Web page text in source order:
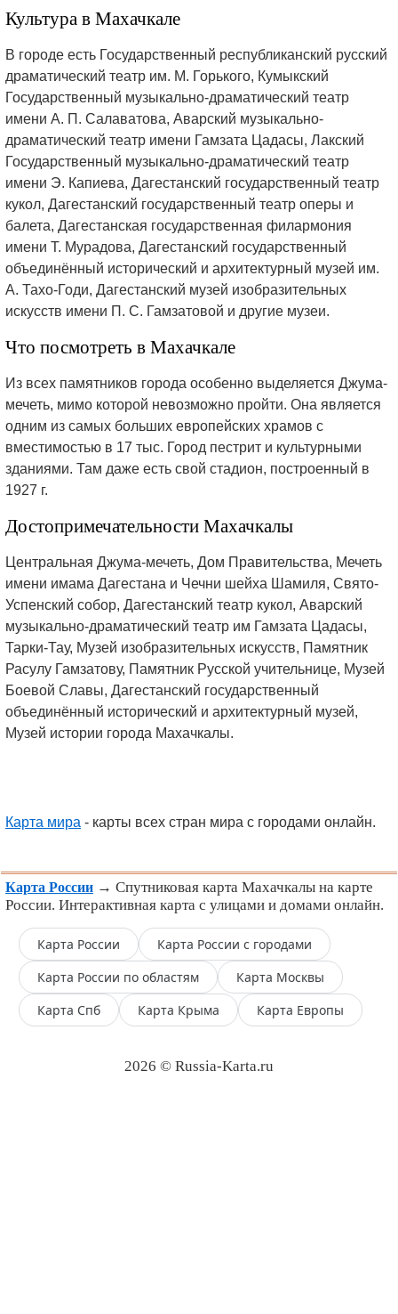
Культура в Махачкале
В городе есть Государственный республиканский русский
драматический театр им. М. Горького, Кумыкский
Государственный музыкально-драматический театр
имени А. П. Салаватова, Аварский музыкально-
драматический театр имени Гамзата Цадасы, Лакский
Государственный музыкально-драматический театр
имени Э. Капиева, Дагестанский государственный театр
кукол, Дагестанский государственный театр оперы и
балета, Дагестанская государственная филармония
имени Т. Мурадова, Дагестанский государственный
объединённый исторический и архитектурный музей им.
А. Тахо-Годи, Дагестанский музей изобразительных
искусств имени П. С. Гамзатовой и другие музеи.
Что посмотреть в Махачкале
Из всех памятников города особенно выделяется Джума-
мечеть, мимо которой невозможно пройти. Она является
одним из самых больших европейских храмов с
вместимостью в 17 тыс. Город пестрит и культурными
зданиями. Там даже есть свой стадион, построенный в
1927 г.
Достопримечательности Махачкалы
Центральная Джума-мечеть, Дом Правительства, Мечеть
имени имама Дагестана и Чечни шейха Шамиля, Свято-
Успенский собор, Дагестанский театр кукол, Аварский
музыкально-драматический театр им Гамзата Цадасы,
Тарки-Тау, Музей изобразительных искусств, Памятник
Расулу Гамзатову, Памятник Русской учительнице, Музей
Боевой Славы, Дагестанский государственный
объединённый исторический и архитектурный музей,
Музей истории города Махачкалы.
Карта мира - карты всех стран мира с городами онлайн.
Карта России → Спутниковая карта Махачкалы на карте
России. Интерактивная карта с улицами и домами онлайн.
Карта России
Карта России с городами
Карта России по областям
Карта Москвы
Карта Спб
Карта Крыма Карта Европы
2026 © Russia-Karta.ru